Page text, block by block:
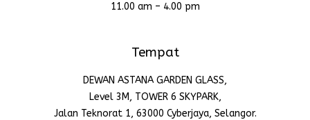
11.00 am – 4.00 pm
Tempat
DEWAN ASTANA GARDEN GLASS,
Level 3M, TOWER 6 SKYPARK,
Jalan Teknorat 1, 63000 Cyberjaya, Selangor.